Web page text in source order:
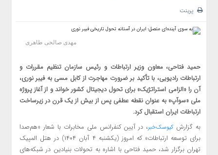
پرینت
مهدی صالحی طاهری
حمید فتاحی، معاون وزیر ارتباطات و رئیس سازمان تنظیم مقررات و
ارتباطات رادیویی، با تأکید بر ضرورت مهاجرت از کابل مسی به فیبر نوری،
آن را «الزامی استراتژیک» برای تحول دیجیتال کشور خواند و از آغاز پروژه
ملی «سوآپ» به عنوان نقطه عطفی پس از بیش از یک قرن در زیرساخت
ارتباطات ایران استقبال کرد.
به گزارش کیوسک‌خبر، در آیین کنفرانس ملی مخابرات با شعار «هم‌صدا
برای توسعه ارتباطات» که امروز (یکشنبه ۴ آبان ۱۴۰۴) در هتل المپیک
تهران برگزار شد، حمید فتاحی با اشاره به تحولات بنیادین در شبکه‌های